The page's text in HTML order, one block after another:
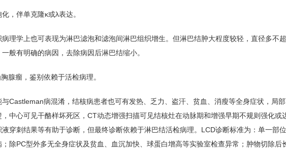
，伴单克隆κ或λ表达。
理学上也可表现为淋巴滤泡和滤泡间淋巴组织增生。但淋巴结肿大程度较轻，直径多不
般有明确的病因，去除病因后淋巴结缩小。
腺瘤，鉴别依赖于活检病理。
Castleman病混淆，结核病患者也可有发热、乏力、盗汗、贫血、消瘦等全身症状，局
中心可见干酪样坏死区，CT动态增强扫描可见结核灶在动脉期和增强早期不规则强化或
穿刺结果等有助于诊断，但最终诊断依赖于淋巴结活检病理。LCD诊断标准为：单一部位
除PC型外多无全身症状及贫血、血沉加快、球蛋白增高等实验室检查异常；肿物切除后